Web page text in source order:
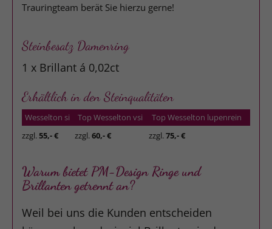
Trauringteam berät Sie hierzu gerne!
Steinbesatz Damenring
1 x Brillant á 0,02ct
Erhältlich in den Steinqualitäten
Wesselton si Top Wesselton vsi
Top Wesselton lupenrein
zzgl.55,- € zzgl.60,- € zzgl.75,- €
Warum bietet PM-Design Ringe und
Brillanten getrennt an?
Weil bei uns die Kunden entscheiden